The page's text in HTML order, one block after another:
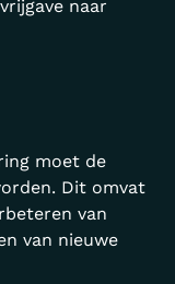
naar
moet de
Dit omvat
van
van nieuwe